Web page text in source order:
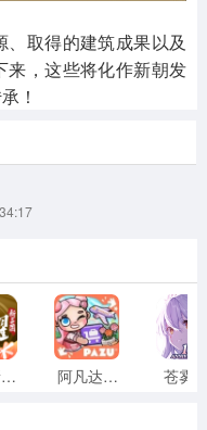
取得的建筑成果以及
来，这些将化作新朝发
！
荣耀新三国 阿凡达世界正版 苍雾